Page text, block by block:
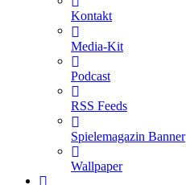
Kontakt
Media-Kit
Podcast
RSS Feeds
Spielemagazin Banner
Wallpaper